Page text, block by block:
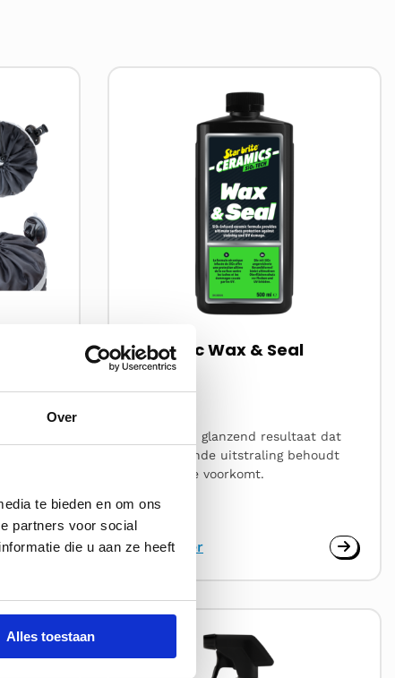
Over
te bieden en om ons
partners voor social
die u aan ze heeft
Alles toestaan
Ceramic Wax & Seal
Duurzaam, glanzend resultaat dat
een stralende uitstraling behoudt
en oxidatie voorkomt.
Lees meer
Lees
Lees
over